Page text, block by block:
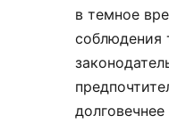
в темное
соблюдения